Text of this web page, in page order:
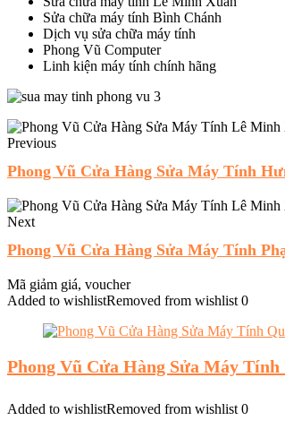
Sửa chữa máy tính Bình Chánh
Dịch vụ sửa chữa máy tính
Phong Vũ Computer
Linh kiện máy tính chính hãng
Previous
Phong Vũ Cửa Hàng Sửa Máy Tính
Next
Phong Vũ Cửa Hàng Sửa Máy Tính
Mã giảm giá, voucher
Added to wishlistRemoved from wishlist 0
Phong Vũ Cửa Hàng Sửa Máy Tính
Added to wishlistRemoved from wishlist 0